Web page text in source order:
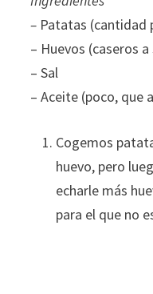
– Patatas (cantidad
– Huevos (caseros
– Sal
– Aceite (poco, que
Cogemos
huevo, pero
echarle más
para el que no